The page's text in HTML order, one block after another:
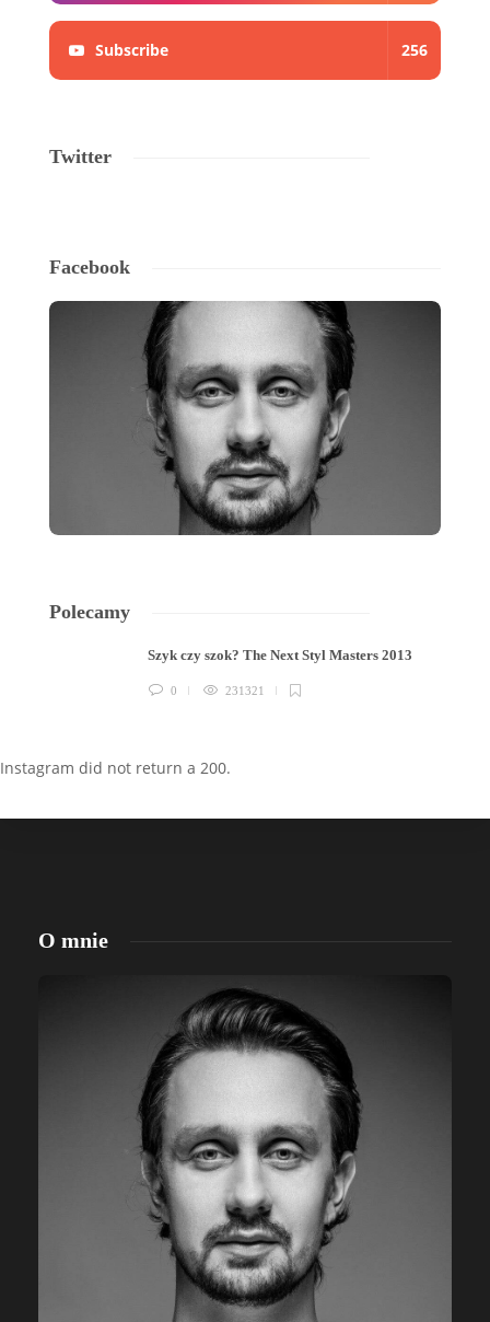
Subscribe 256
Twitter
Facebook
Polecamy
Szyk czy szok? The Next Styl Masters 2013
0 231321
Instagram did not return a 200.
O mnie